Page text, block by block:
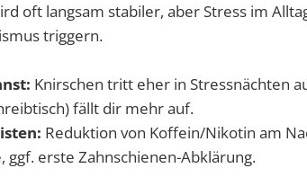
oft langsam stabiler, aber Stress im
triggern.
Knirschen tritt eher in Stressnächten
fällt dir mehr auf.
Reduktion von Koffein/Nikotin am
ggf. erste Zahnschienen-Abklärung.